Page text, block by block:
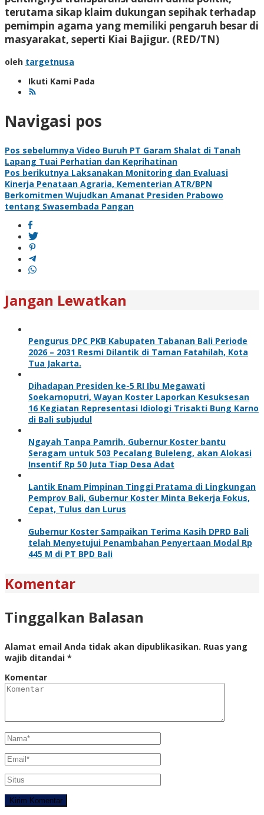
terutama sikap klaim dukungan sepihak terhadap
pemimpin agama yang memiliki pengaruh besar di
masyarakat, seperti Kiai Bajigur. (RED/TN)
oleh targetnusa
Ikuti Kami Pada
Navigasi pos
Pos sebelumnya Video Buruh PT Garam Shalat di Tanah
Lapang Tuai Perhatian dan Keprihatinan
Pos berikutnya Laksanakan Monitoring dan Evaluasi
Kinerja Penataan Agraria, Kementerian ATR/BPN
Berkomitmen Wujudkan Amanat Presiden Prabowo
tentang Swasembada Pangan
Jangan Lewatkan
Pengurus DPC PKB Kabupaten Tabanan Bali Periode
2026 – 2031 Resmi Dilantik di Taman Fatahilah, Kota
Tua Jakarta.
Dihadapan Presiden ke-5 RI Ibu Megawati
Soekarnoputri, Wayan Koster Laporkan Kesuksesan
16 Kegiatan Representasi Idiologi Trisakti Bung Karno
di Bali subjudul
Ngayah Tanpa Pamrih, Gubernur Koster bantu
Seragam untuk 503 Pecalang Buleleng, akan Alokasi
Insentif Rp 50 Juta Tiap Desa Adat
Lantik Enam Pimpinan Tinggi Pratama di Lingkungan
Pemprov Bali, Gubernur Koster Minta Bekerja Fokus,
Cepat, Tulus dan Lurus
Gubernur Koster Sampaikan Terima Kasih DPRD Bali
telah Menyetujui Penambahan Penyertaan Modal Rp
445 M di PT BPD Bali
Komentar
Tinggalkan Balasan
Alamat email Anda tidak akan dipublikasikan. Ruas yang
wajib ditandai *
Komentar